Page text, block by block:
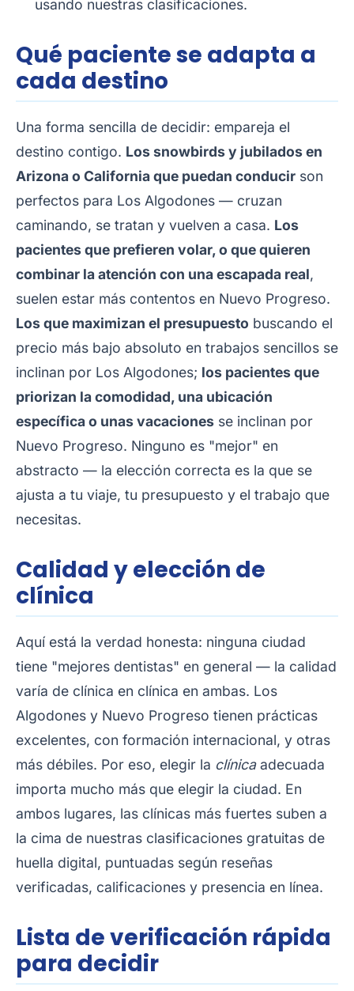
usando nuestras clasificaciones.
Qué paciente se adapta a
cada destino
Una forma sencilla de decidir: empareja el
destino contigo. Los snowbirds y jubilados en
Arizona o California que puedan conducir son
perfectos para Los Algodones — cruzan
caminando, se tratan y vuelven a casa. Los
pacientes que prefieren volar, o que quieren
combinar la atención con una escapada real,
suelen estar más contentos en Nuevo Progreso.
Los que maximizan el presupuesto buscando el
precio más bajo absoluto en trabajos sencillos se
inclinan por Los Algodones; los pacientes que
priorizan la comodidad, una ubicación
específica o unas vacaciones se inclinan por
Nuevo Progreso. Ninguno es "mejor" en
abstracto — la elección correcta es la que se
ajusta a tu viaje, tu presupuesto y el trabajo que
necesitas.
Calidad y elección de
clínica
Aquí está la verdad honesta: ninguna ciudad
tiene "mejores dentistas" en general — la calidad
varía de clínica en clínica en ambas. Los
Algodones y Nuevo Progreso tienen prácticas
excelentes, con formación internacional, y otras
más débiles. Por eso, elegir la clínicaadecuada
importa mucho más que elegir la ciudad. En
ambos lugares, las clínicas más fuertes suben a
la cima de nuestras clasificaciones gratuitas de
huella digital, puntuadas según reseñas
verificadas, calificaciones y presencia en línea.
Lista de verificación rápida
para decidir